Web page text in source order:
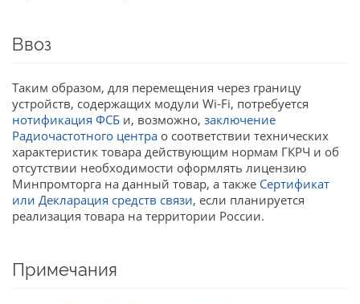
Ввоз
Таким образом, для перемещения через границу
устройств, содержащих модули Wi-Fi, потребуется
нотификация ФСБ и, возможно, заключение
Радиочастотного центра о соответствии технических
характеристик товара действующим нормам ГКРЧ и об
отсутствии необходимости оформлять лицензию
Минпромторга на данный товар, а также Сертификат
или Декларация средств связи, если планируется
реализация товара на территории России.
Примечания